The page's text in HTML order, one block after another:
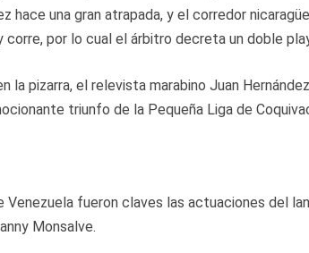
hace una gran atrapada, y el corredor
corre, por lo cual el árbitro decreta un doble
la pizarra, el relevista marabino Juan
triunfo de la Pequeña Liga de
Venezuela fueron claves las actuaciones del
Monsalve.